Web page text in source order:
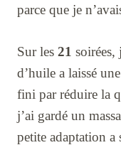
parce que je
Sur les 21 soirées,
d’huile a laissé
fini par réduire la
j’ai gardé un
petite adaptation a